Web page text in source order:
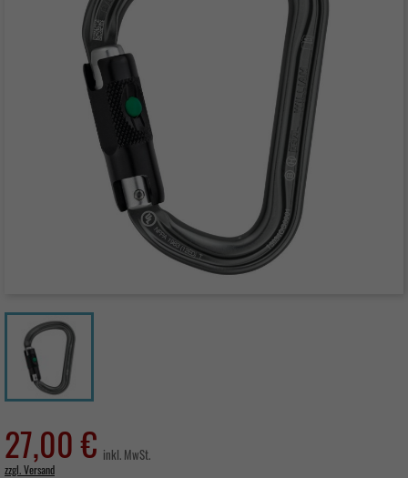
27,00 € inkl. MwSt.
zzgl. Versand